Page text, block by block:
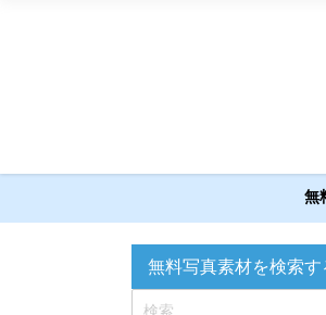
無
無料写真素材を検索す